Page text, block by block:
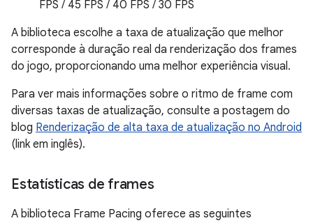
FPS / 45 FPS / 40 FPS / 30 FPS
A biblioteca escolhe a taxa de atualização que melhor
corresponde à duração real da renderização dos frames
do jogo, proporcionando uma melhor experiência visual.
Para ver mais informações sobre o ritmo de frame com
diversas taxas de atualização, consulte a postagem do
blog Renderização de alta taxa de atualização no Android
(link em inglês).
Estatísticas de frames
A biblioteca Frame Pacing oferece as seguintes